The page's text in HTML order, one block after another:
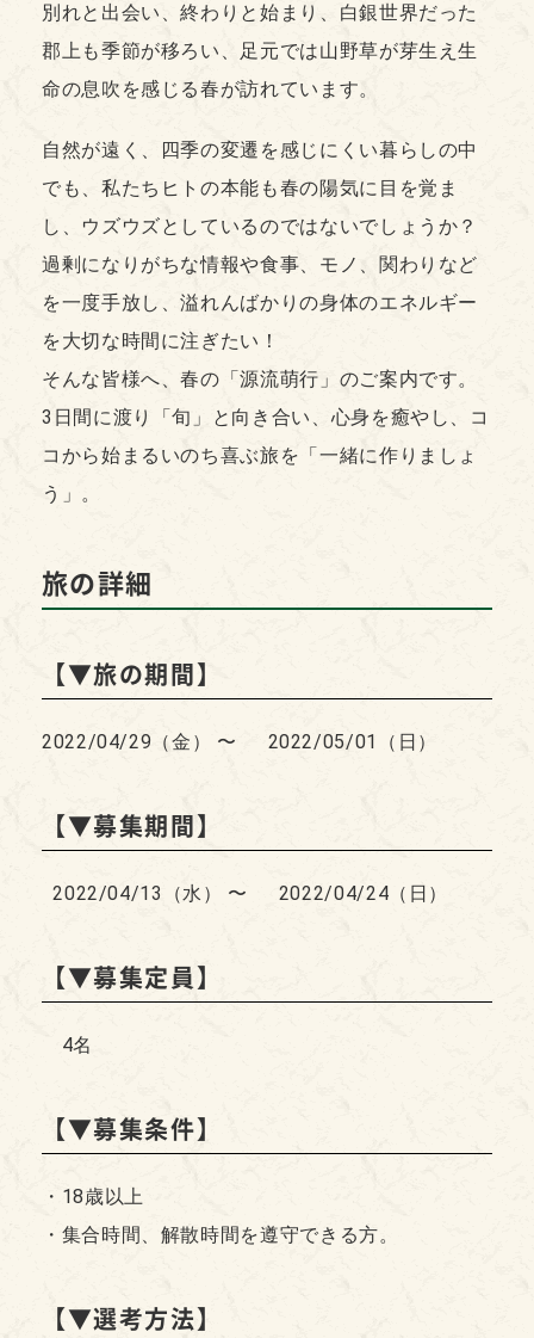
別れと出会い、終わりと始まり、白銀世界だった
郡上も季節が移ろい、足元では山野草が芽生え生
命の息吹を感じる春が訪れています。
自然が遠く、四季の変遷を感じにくい暮らしの中
でも、私たちヒトの本能も春の陽気に目を覚ま
し、ウズウズとしているのではないでしょうか？
過剰になりがちな情報や食事、モノ、関わりなど
を一度手放し、溢れんばかりの身体のエネルギー
を大切な時間に注ぎたい！
そんな皆様へ、春の「源流萌行」のご案内です。
3日間に渡り「旬」と向き合い、心身を癒やし、コ
コから始まるいのち喜ぶ旅を「一緒に作りましょ
う」。
旅の詳細
【▼旅の期間】
2022/04/29（金） 〜 2022/05/01（日）
【▼募集期間】
2022/04/13（水） 〜 2022/04/24（日）
【▼募集定員】
4名
【▼募集条件】
・18歳以上
・集合時間、解散時間を遵守できる方。
【▼選考方法】